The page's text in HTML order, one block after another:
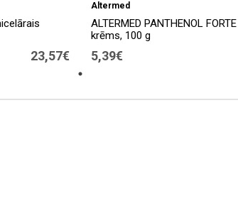
23,57€
Altermed
ALTERMED PANTHENOL
krēms, 100 g
5,39€